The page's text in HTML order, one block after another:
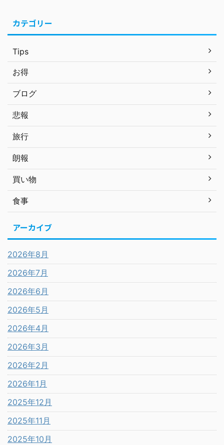
カテゴリー
Tips
お得
ブログ
悲報
旅行
朗報
買い物
食事
アーカイブ
2026年8月
2026年7月
2026年6月
2026年5月
2026年4月
2026年3月
2026年2月
2026年1月
2025年12月
2025年11月
2025年10月